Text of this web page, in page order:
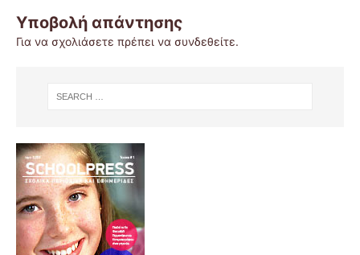
Υποβολή απάντησης
Για να σχολιάσετε πρέπει να συνδεθείτε.